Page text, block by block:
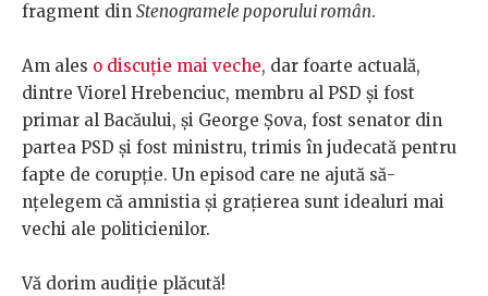
fragment din Stenogramele poporului român.
Am ales o discuție mai veche, dar foarte actuală,
dintre Viorel Hrebenciuc, membru al PSD și fost
primar al Bacăului, și George Șova, fost senator din
partea PSD și fost ministru, trimis în judecată pentru
fapte de corupție. Un episod care ne ajută să-
nțelegem că amnistia și grațierea sunt idealuri mai
vechi ale politicienilor.
Vă dorim audiție plăcută!